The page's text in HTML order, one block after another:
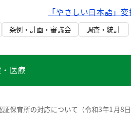
「やさしい日本語」
条例・計画・審議会
調査・統計
医療
保育所の対応について（令和3年1月8日